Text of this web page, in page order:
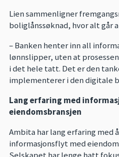
Lien sammenligner
boliglånssøknad, hvor alt går
– Banken henter inn all
lønnslipper, uten at
i det hele tatt. Det er den
implementerer i den digitale
Lang erfaring med
eiendomsbransjen
Ambita har lang erfaring med
informasjonsflyt med